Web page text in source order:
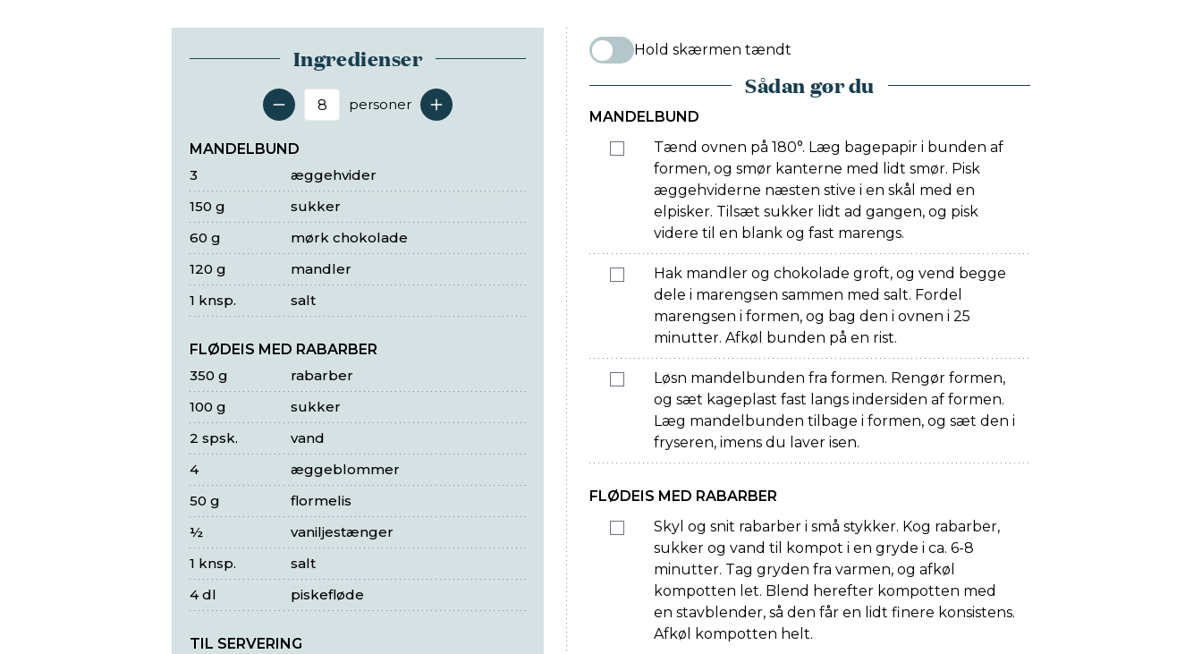
Ingredienser
Antal serveringer
personer
MANDELBUND
æggehvider
3
sukker
150 g
mørk chokolade
60 g
mandler
120 g
salt
1 knsp.
FLØDEIS MED RABARBER
rabarber
350 g
sukker
100 g
vand
2 spsk.
æggeblommer
4
flormelis
50 g
vaniljestænger
½
salt
1 knsp.
piskefløde
4 dl
TIL SERVERING
Hold skærmen tændt
Sådan gør du
MANDELBUND
Tænd ovnen på 180°. Læg bagepapir i bunden af
formen, og smør kanterne med lidt smør. Pisk
æggehviderne næsten stive i en skål med en
elpisker. Tilsæt sukker lidt ad gangen, og pisk
videre til en blank og fast marengs.
Hak mandler og chokolade groft, og vend begge
dele i marengsen sammen med salt. Fordel
marengsen i formen, og bag den i ovnen i 25
minutter. Afkøl bunden på en rist.
Løsn mandelbunden fra formen. Rengør formen,
og sæt kageplast fast langs indersiden af formen.
Læg mandelbunden tilbage i formen, og sæt den i
fryseren, imens du laver isen.
FLØDEIS MED RABARBER
Skyl og snit rabarber i små stykker. Kog rabarber,
sukker og vand til kompot i en gryde i ca. 6-8
minutter. Tag gryden fra varmen, og afkøl
kompotten let. Blend herefter kompotten med
en stavblender, så den får en lidt finere konsistens.
Afkøl kompotten helt.